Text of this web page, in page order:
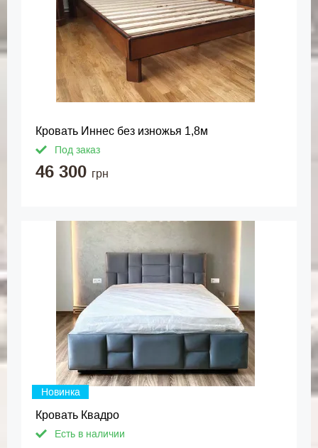
Кровать Иннес без изножья 1,8м
Под заказ
46 300 грн
Новинка
Кровать Квадро
Есть в наличии